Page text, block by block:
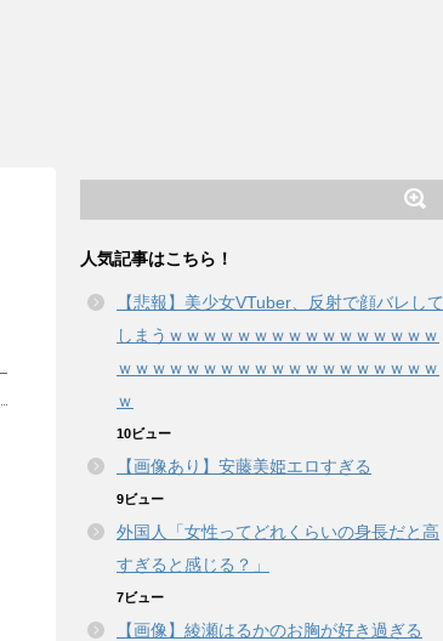
人気記事はこちら！
【悲報】美少女VTuber、反射で顔バレして
しまうｗｗｗｗｗｗｗｗｗｗｗｗｗｗｗｗ
ｗｗｗｗｗｗｗｗｗｗｗｗｗｗｗｗｗｗｗ
ｗ
10ビュー
【画像あり】安藤美姫エロすぎる
9ビュー
外国人「女性ってどれくらいの身長だと高
すぎると感じる？」
7ビュー
【画像】綾瀬はるかのお胸が好き過ぎる